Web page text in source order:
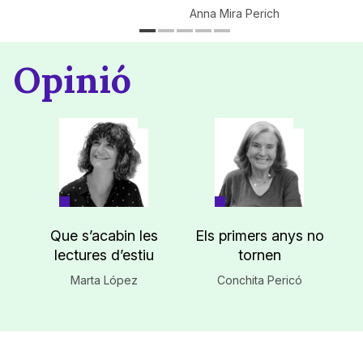
Anna Mira Perich
Opinió
Que s’acabin les
lectures d’estiu
Marta López
Els primers anys no
tornen
Conchita Pericó